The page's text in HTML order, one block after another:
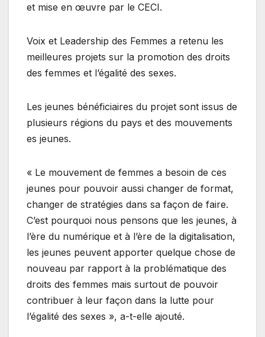
et mise en œuvre par le CECI.
Voix et Leadership des Femmes a retenu les
meilleures projets sur la promotion des droits
des femmes et l’égalité des sexes.
Les jeunes bénéficiaires du projet sont issus de
plusieurs régions du pays et des mouvements
es jeunes.
« Le mouvement de femmes a besoin de ces
jeunes pour pouvoir aussi changer de format,
changer de stratégies dans sa façon de faire.
C’est pourquoi nous pensons que les jeunes, à
l’ère du numérique et à l’ère de la digitalisation,
les jeunes peuvent apporter quelque chose de
nouveau par rapport à la problématique des
droits des femmes mais surtout de pouvoir
contribuer à leur façon dans la lutte pour
l’égalité des sexes », a-t-elle ajouté.